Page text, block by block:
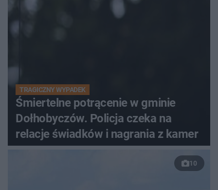
TRAGICZNY WYPADEK
Śmiertelne potrącenie w gminie
Dołhobyczów. Policja czeka na
relacje świadków i nagrania z kamer
10